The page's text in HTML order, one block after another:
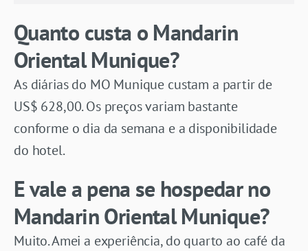
Quanto custa o Mandarin
Oriental Munique?
As diárias do MO Munique custam a partir de
US$ 628,00. Os preços variam bastante
conforme o dia da semana e a disponibilidade
do hotel.
E vale a pena se hospedar no
Mandarin Oriental Munique?
Muito. Amei a experiência, do quarto ao café da